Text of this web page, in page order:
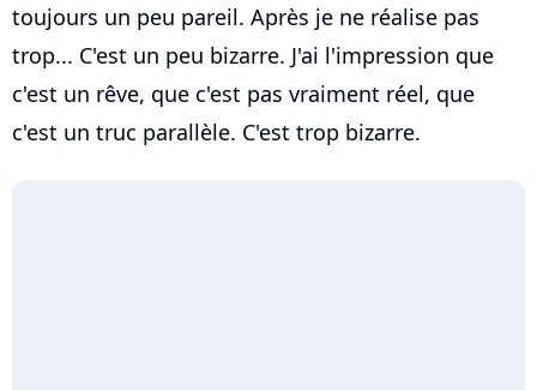
toujours un peu pareil. Après je ne réalise pas
trop... C'est un peu bizarre. J'ai l'impression que
c'est un rêve, que c'est pas vraiment réel, que
c'est un truc parallèle. C'est trop bizarre.